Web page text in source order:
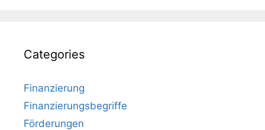
Categories
Finanzierung
Finanzierungsbegriffe
Förderungen